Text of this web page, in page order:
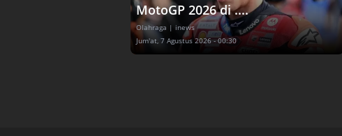
MotoGP 2026 di ....
Olahraga | inews
Jum'at, 7 Agustus 2026 - 00:30